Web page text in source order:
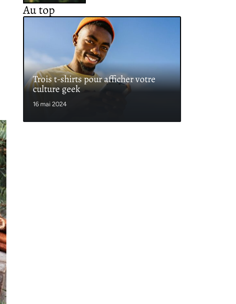
Au top
Trois t-shirts pour afficher votre
culture geek
16 mai 2024